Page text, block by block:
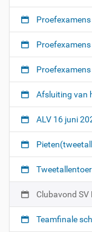
u
a
o
d
s
-
e
s
e
Proefexamens
Proefexamens
Afsluiting van
ALV 16 juni
Clubavond SV
Teamfinale